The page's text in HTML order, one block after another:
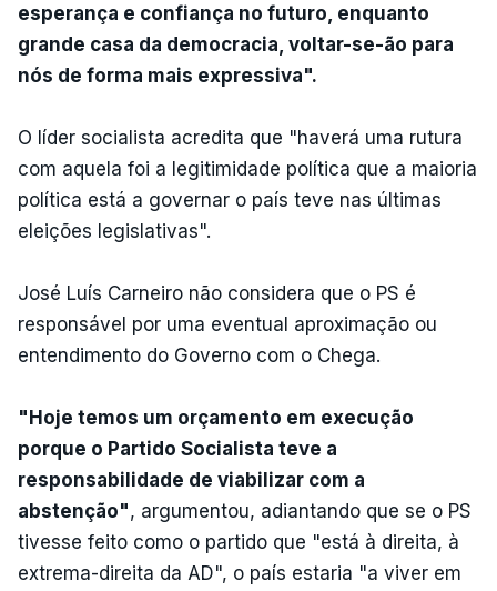
esperança e confiança no futuro, enquanto
grande casa da democracia, voltar-se-ão para
nós de forma mais expressiva".
O líder socialista acredita que "haverá uma rutura
com aquela foi a legitimidade política que a maioria
política está a governar o país teve nas últimas
eleições legislativas".
José Luís Carneiro não considera que o PS é
responsável por uma eventual aproximação ou
entendimento do Governo com o Chega.
"Hoje temos um orçamento em execução
porque o Partido Socialista teve a
responsabilidade de viabilizar com a
abstenção", argumentou, adiantando que se o PS
tivesse feito como o partido que "está à direita, à
extrema-direita da AD", o país estaria "a viver em